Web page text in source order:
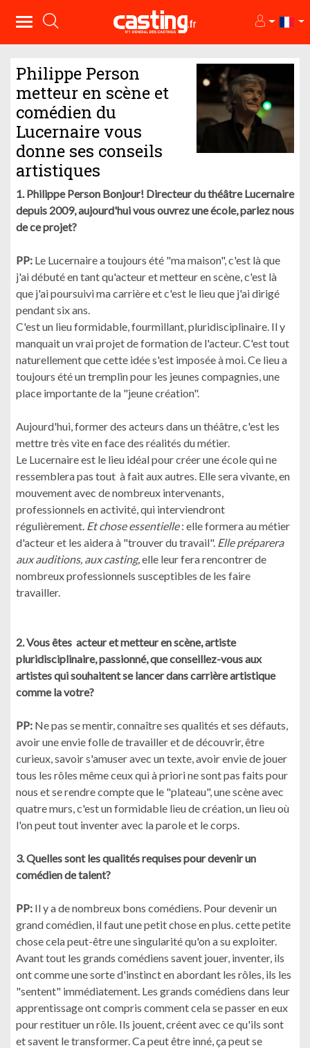
Philippe Person
metteur en scène et
comédien du
Lucernaire vous
donne ses conseils
artistiques
1. Philippe Person Bonjour! Directeur du théâtre Lucernaire
depuis 2009, aujourd'hui vous ouvrez une école, parlez nous
de ce projet?
PP: Le Lucernaire a toujours été "ma maison", c'est là que
j'ai débuté en tant qu'acteur et metteur en scène, c'est là
que j'ai poursuivi ma carrière et c'est le lieu que j'ai dirigé
pendant six ans.
C'est un lieu formidable, fourmillant, pluridisciplinaire. Il y
manquait un vrai projet de formation de l'acteur. C'est tout
naturellement que cette idée s'est imposée à moi. Ce lieu a
toujours été un tremplin pour les jeunes compagnies, une
place importante de la "jeune création".
Aujourd'hui, former des acteurs dans un théâtre, c'est les
mettre très vite en face des réalités du métier.
Le Lucernaire est le lieu idéal pour créer une école qui ne
ressemblera pas tout à fait aux autres. Elle sera vivante, en
mouvement avec de nombreux intervenants,
professionnels en activité, qui interviendront
régulièrement. Et chose essentielle: elle formera au métier
d'acteur et les aidera à "trouver du travail". Elle préparera
aux auditions, aux casting,elle leur fera rencontrer de
nombreux professionnels susceptibles de les faire
travailler.
2. Vous êtes acteur et metteur en scène, artiste
pluridisciplinaire, passionné, que conseillez-vous aux
artistes qui souhaitent se lancer dans carrière artistique
comme la votre?
PP: Ne pas se mentir, connaître ses qualités et ses défauts,
avoir une envie folle de travailler et de découvrir, être
curieux, savoir s'amuser avec un texte, avoir envie de jouer
tous les rôles même ceux qui à priori ne sont pas faits pour
nous et se rendre compte que le "plateau", une scène avec
quatre murs, c'est un formidable lieu de création, un lieu où
l'on peut tout inventer avec la parole et le corps.
3. Quelles sont les qualités requises pour devenir un
comédien de talent?
PP: Il y a de nombreux bons comédiens. Pour devenir un
grand comédien, il faut une petit chose en plus. cette petite
chose cela peut-être une singularité qu'on a su exploiter.
Avant tout les grands comédiens savent jouer, inventer, ils
ont comme une sorte d'instinct en abordant les rôles, ils les
"sentent" immédiatement. Les grands comédiens dans leur
apprentissage ont compris comment cela se passer en eux
pour restituer un rôle. Ils jouent, créent avec ce qu'ils sont
et savent le transformer. Ca peut être inné, ça peut se